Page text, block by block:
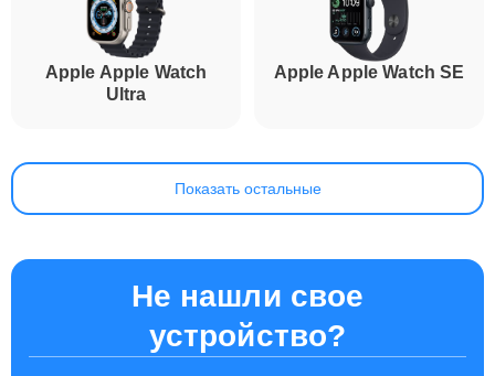
Apple Apple Watch
Ultra
Apple Apple Watch SE
Показать остальные
Не нашли свое
устройство?